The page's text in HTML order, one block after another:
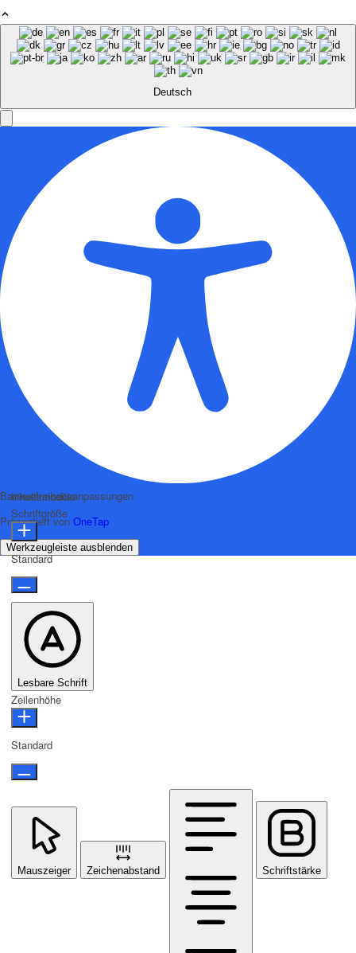
Deutsch
Barrierefreiheitsanpassungen
Präsentiert von OneTap
Werkzeugleiste ausblenden
Inhaltsmodule
Schriftgröße
Standard
Lesbare Schrift
Zeilenhöhe
Standard
Mauszeiger Zeichenabstand Schriftstärke